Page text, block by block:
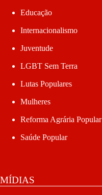
Educação
Internacionalismo
Juventude
LGBT Sem Terra
Lutas Populares
Mulheres
Reforma Agrária Popular
Saúde Popular
MÍDIAS